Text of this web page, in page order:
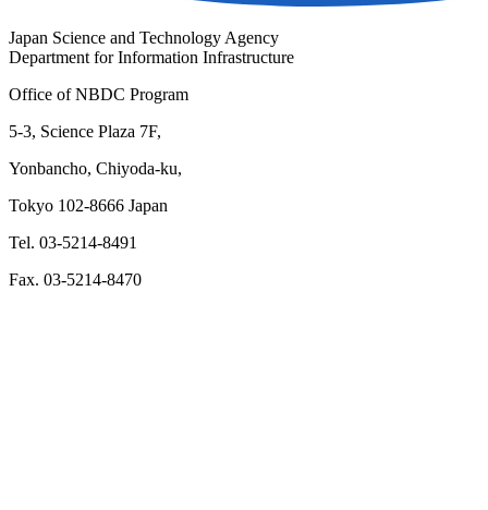
Japan Science and Technology Agency
Department for Information Infrastructure
Office of NBDC Program
5-3, Science Plaza 7F,
Yonbancho, Chiyoda-ku,
Tokyo 102-8666 Japan
Tel. 03-5214-8491
Fax. 03-5214-8470